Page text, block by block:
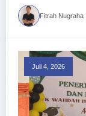
Fitrah Nugraha
Juli 4, 2026